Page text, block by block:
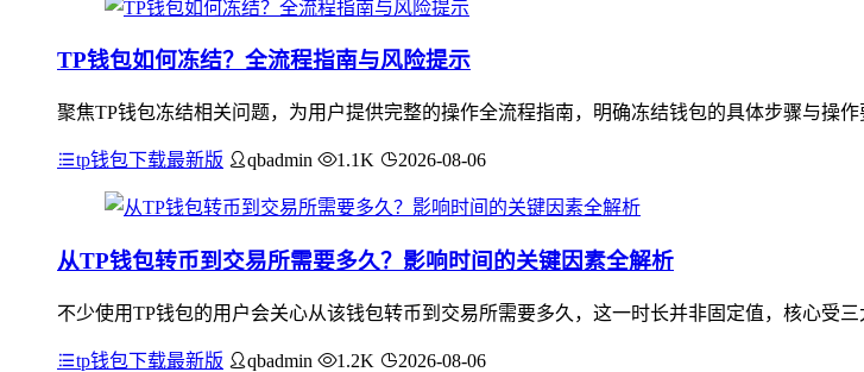
TP钱包如何冻结？全流程指南与风险提示
聚焦TP钱包冻结相关问题，为用户提供完整的操作全流程指南，明确冻结钱包的具体步骤与操
tp钱包下载最新版 qbadmin 1.1K 2026-08-06
从TP钱包转币到交易所需要多久？影响时间的关键因素全解析
不少使用TP钱包的用户会关心从该钱包转币到交易所需要多久，这一时长并非固定值，核心受
tp钱包下载最新版 qbadmin 1.2K 2026-08-06